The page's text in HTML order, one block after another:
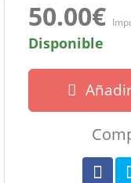
50.00€
Disponible